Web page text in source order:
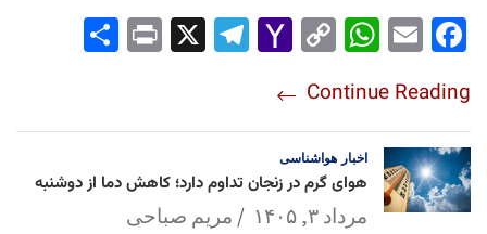
Fac
ok
Em
Wh
Ap
p
Co
Lin
k
Yah
l
Tel
Pri
Continue Reading
اخبار هواشناسی
هوای گرم در زنجان تداوم دارد؛ کاهش دما از دوشنبه
مرداد ۳, ۱۴۰۵ مریم صباحی